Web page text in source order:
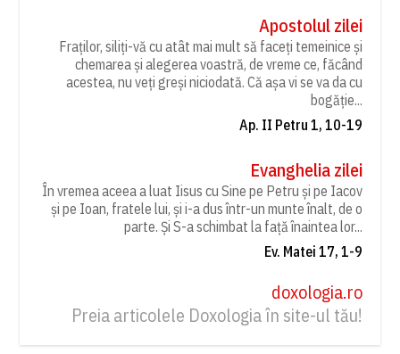
Apostolul zilei
Fraților, siliți-vă cu atât mai mult să faceți temeinice și
chemarea și alegerea voastră, de vreme ce, făcând
acestea, nu veți greși niciodată. Că așa vi se va da cu
bogăție...
Ap. II Petru 1, 10-19
Evanghelia zilei
În vremea aceea a luat Iisus cu Sine pe Petru și pe Iacov
și pe Ioan, fratele lui, și i-a dus într-un munte înalt, de o
parte. Și S-a schimbat la față înaintea lor...
Ev. Matei 17, 1-9
doxologia.ro
Preia articolele Doxologia în site-ul tău!